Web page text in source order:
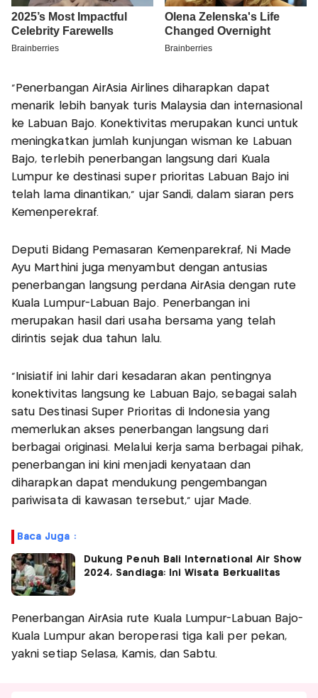
“Penerbangan AirAsia Airlines diharapkan dapat
menarik lebih banyak turis Malaysia dan internasional
ke Labuan Bajo. Konektivitas merupakan kunci untuk
meningkatkan jumlah kunjungan wisman ke Labuan
Bajo, terlebih penerbangan langsung dari Kuala
Lumpur ke destinasi super prioritas Labuan Bajo ini
telah lama dinantikan," ujar Sandi, dalam siaran pers
Kemenperekraf.
Deputi Bidang Pemasaran Kemenparekraf, Ni Made
Ayu Marthini juga menyambut dengan antusias
penerbangan langsung perdana AirAsia dengan rute
Kuala Lumpur-Labuan Bajo. Penerbangan ini
merupakan hasil dari usaha bersama yang telah
dirintis sejak dua tahun lalu.
"Inisiatif ini lahir dari kesadaran akan pentingnya
konektivitas langsung ke Labuan Bajo, sebagai salah
satu Destinasi Super Prioritas di Indonesia yang
memerlukan akses penerbangan langsung dari
berbagai originasi. Melalui kerja sama berbagai pihak,
penerbangan ini kini menjadi kenyataan dan
diharapkan dapat mendukung pengembangan
pariwisata di kawasan tersebut,” ujar Made.
Baca Juga :
Dukung Penuh Bali International Air Show
2024, Sandiaga: Ini Wisata Berkualitas
Penerbangan AirAsia rute Kuala Lumpur-Labuan Bajo-
Kuala Lumpur akan beroperasi tiga kali per pekan,
yakni setiap Selasa, Kamis, dan Sabtu.